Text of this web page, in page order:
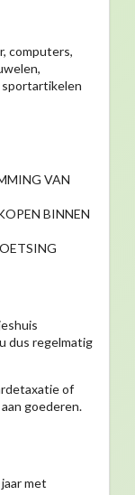
computers,
VAN
BINNEN
dus regelmatig
of
goederen.
met